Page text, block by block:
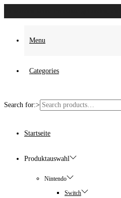
Menu
Categories
Search for:>
Startseite
Produktauswahl
Nintendo
Switch